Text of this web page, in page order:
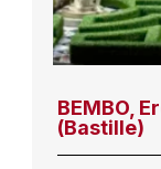
BEMBO,
(Bastille)